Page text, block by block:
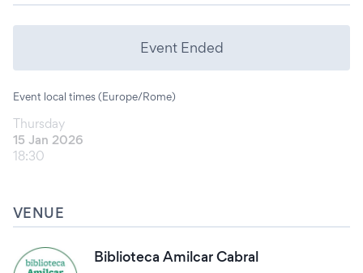
Event Ended
Event local times (Europe/Rome)
Thursday
15 Jan 2026
18:30
VENUE
Biblioteca Amilcar Cabral